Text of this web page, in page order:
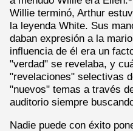
Willie terminó, Arthur
la leyenda White. Sus
daban expresión a la
influencia de él era un
"verdad" se revelaba, y
"revelaciones" selectivas
"nuevos" temas a través
auditorio siempre
Nadie puede con éxito